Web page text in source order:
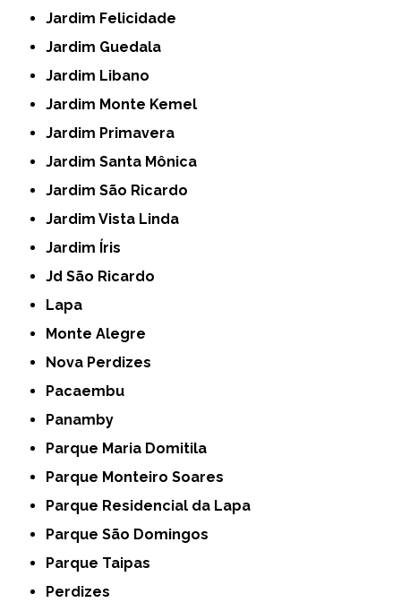
Jardim Felicidade
Jardim Guedala
Jardim Libano
Jardim Monte Kemel
Jardim Primavera
Jardim Santa Mônica
Jardim São Ricardo
Jardim Vista Linda
Jardim Íris
Jd São Ricardo
Lapa
Monte Alegre
Nova Perdizes
Pacaembu
Panamby
Parque Maria Domitila
Parque Monteiro Soares
Parque Residencial da Lapa
Parque São Domingos
Parque Taipas
Perdizes